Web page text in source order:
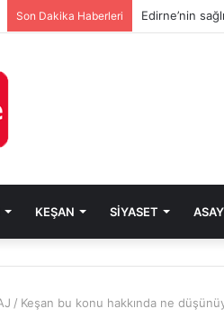
Son Dakika Haberleri Edirne’nin
KEŞAN SIYASET
/ Keşan bu konu hakkında ne